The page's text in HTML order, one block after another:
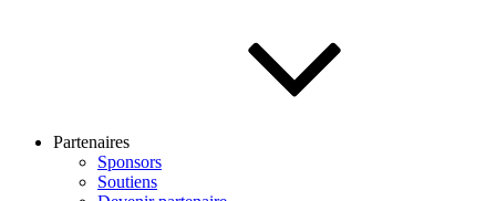
Partenaires
Sponsors
Soutiens